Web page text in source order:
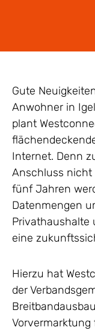
Gute
Anwohner in
plant
Internet. Denn
Anschluss nicht
fünf Jahren
Datenmengen
Privathaushalte
eine
Hierzu hat
der
Vorvermarktung